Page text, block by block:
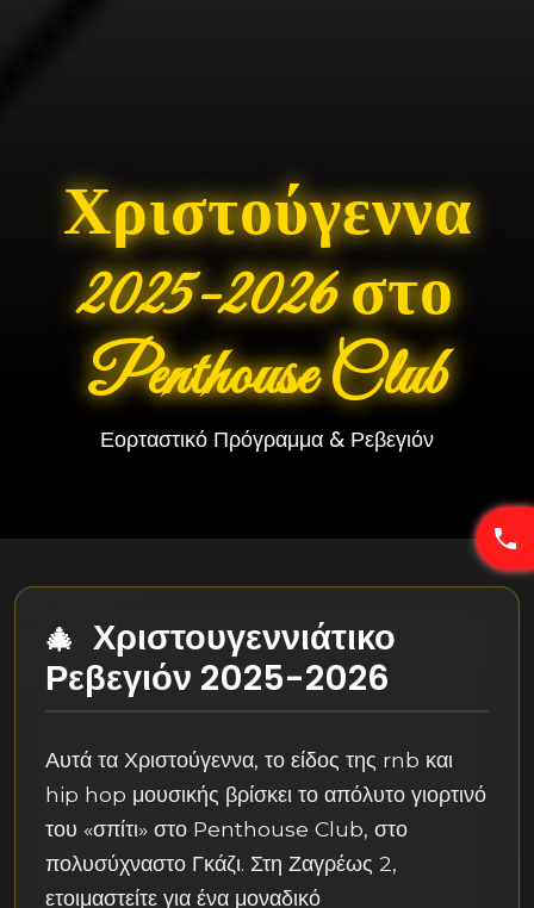
Χριστούγεννα
2025-2026 στο
Penthouse Club
Εορταστικό Πρόγραμμα & Ρεβεγιόν
Χριστουγεννιάτικο
Ρεβεγιόν 2025-2026
Αυτά τα Χριστούγεννα, το είδος της rnb και
hip hop μουσικής βρίσκει το απόλυτο γιορτινό
του «σπίτι» στο Penthouse Club, στο
πολυσύχναστο Γκάζι. Στη Ζαγρέως 2,
ετοιμαστείτε για ένα μοναδικό